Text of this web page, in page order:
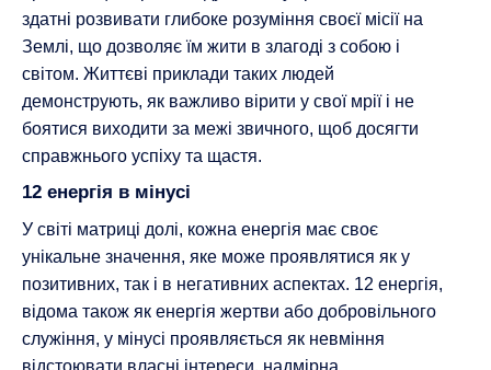
здатні розвивати глибоке розуміння своєї місії на
Землі, що дозволяє їм жити в злагоді з собою і
світом. Життєві приклади таких людей
демонструють, як важливо вірити у свої мрії і не
боятися виходити за межі звичного, щоб досягти
справжнього успіху та щастя.
12 енергія в мінусі
У світі матриці долі, кожна енергія має своє
унікальне значення, яке може проявлятися як у
позитивних, так і в негативних аспектах. 12 енергія,
відома також як енергія жертви або добровільного
служіння, у мінусі проявляється як невміння
відстоювати власні інтереси, надмірна